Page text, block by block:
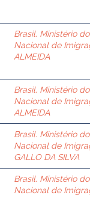
Brasil. Ministério
Nacional de
ALMEIDA
Brasil. Ministério
Nacional de
ALMEIDA
Brasil. Ministério
Nacional de
GALLO DA SILVA
Brasil. Ministério
Nacional de